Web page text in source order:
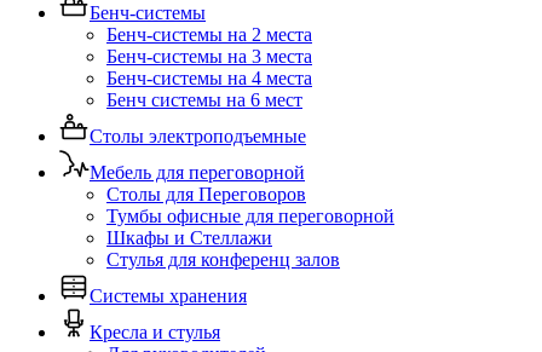
Бенч-системы
Бенч-системы на 2 места
Бенч-системы на 3 места
Бенч-системы на 4 места
Бенч системы на 6 мест
Столы электроподъемные
Мебель для переговорной
Столы для Переговоров
Тумбы офисные для переговорной
Шкафы и Стеллажи
Стулья для конференц залов
Системы хранения
Кресла и стулья